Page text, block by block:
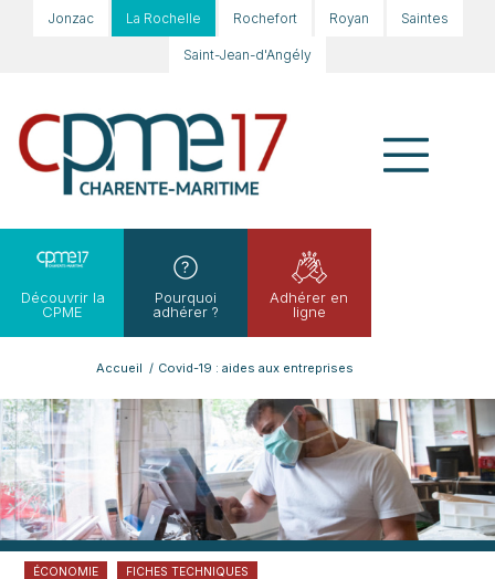
Jonzac La Rochelle Rochefort Royan Saintes
Saint-Jean-d'Angély
Découvrir la
CPME
Pourquoi
adhérer ?
Adhérer en
ligne
Accueil / Covid-19 : aides aux entreprises
ÉCONOMIE FICHES TECHNIQUES